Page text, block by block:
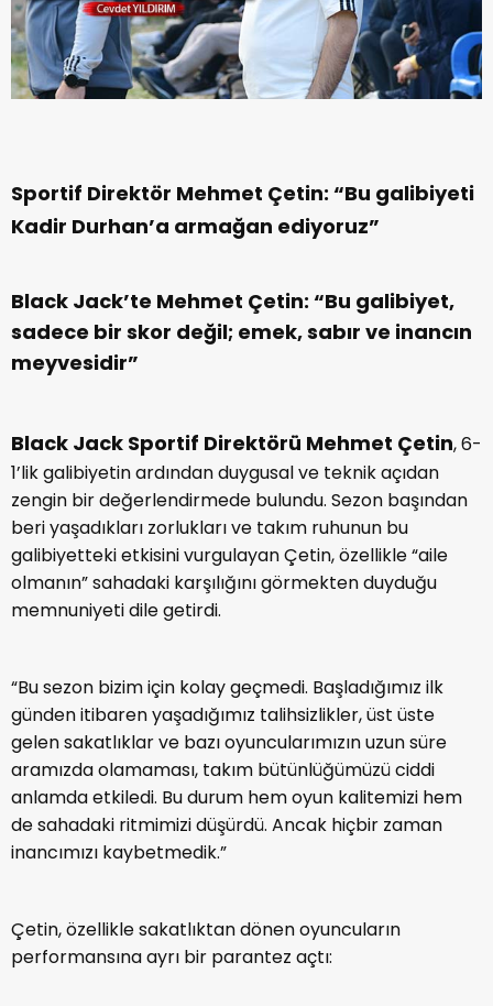
Sportif Direktör Mehmet Çetin: “Bu galibiyeti
Kadir Durhan’a armağan ediyoruz”
Black Jack’te Mehmet Çetin: “Bu galibiyet,
sadece bir skor değil; emek, sabır ve inancın
meyvesidir”
Black Jack Sportif Direktörü Mehmet Çetin, 6-
1’lik galibiyetin ardından duygusal ve teknik açıdan
zengin bir değerlendirmede bulundu. Sezon başından
beri yaşadıkları zorlukları ve takım ruhunun bu
galibiyetteki etkisini vurgulayan Çetin, özellikle “aile
olmanın” sahadaki karşılığını görmekten duyduğu
memnuniyeti dile getirdi.
“Bu sezon bizim için kolay geçmedi. Başladığımız ilk
günden itibaren yaşadığımız talihsizlikler, üst üste
gelen sakatlıklar ve bazı oyuncularımızın uzun süre
aramızda olamaması, takım bütünlüğümüzü ciddi
anlamda etkiledi. Bu durum hem oyun kalitemizi hem
de sahadaki ritmimizi düşürdü. Ancak hiçbir zaman
inancımızı kaybetmedik.”
Çetin, özellikle sakatlıktan dönen oyuncuların
performansına ayrı bir parantez açtı: